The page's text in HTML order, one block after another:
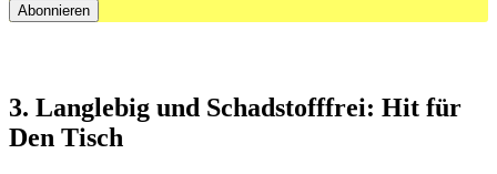
3. Langlebig‌ und Schadstofffrei: Hit für
Den Tisch